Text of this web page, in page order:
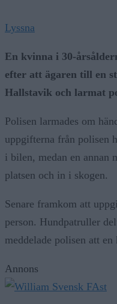
Lyssna
En kvinna i 30-
efter att ägaren till en
Hallstavik och larmat
Polisen larmades om
uppgifterna från polisen
i bilen, medan en annan
platsen och in i skogen.
Senare framkom att
person. Hundpatruller
meddelade polisen att
Annons